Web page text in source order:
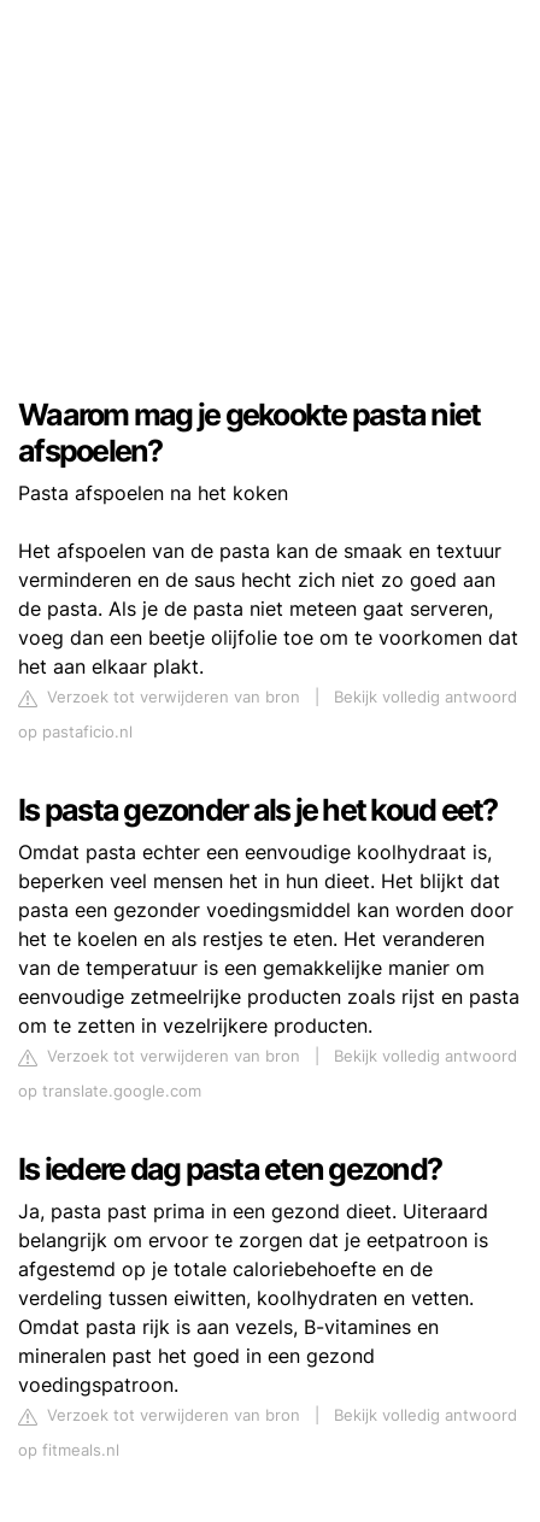
Waarom mag je gekookte pasta niet
afspoelen?
Pasta afspoelen na het koken
Het afspoelen van de pasta kan de smaak en textuur
verminderen en de saus hecht zich niet zo goed aan
de pasta. Als je de pasta niet meteen gaat serveren,
voeg dan een beetje olijfolie toe om te voorkomen dat
het aan elkaar plakt.
Verzoek tot verwijderen van bron
Bekijk volledig antwoord
op pastaficio.nl
Is pasta gezonder als je het koud eet?
Omdat pasta echter een eenvoudige koolhydraat is,
beperken veel mensen het in hun dieet. Het blijkt dat
pasta een gezonder voedingsmiddel kan worden door
het te koelen en als restjes te eten. Het veranderen
van de temperatuur is een gemakkelijke manier om
eenvoudige zetmeelrijke producten zoals rijst en pasta
om te zetten in vezelrijkere producten.
Verzoek tot verwijderen van bron
Bekijk volledig antwoord
op translate.google.com
Is iedere dag pasta eten gezond?
Ja, pasta past prima in een gezond dieet. Uiteraard
belangrijk om ervoor te zorgen dat je eetpatroon is
afgestemd op je totale caloriebehoefte en de
verdeling tussen eiwitten, koolhydraten en vetten.
Omdat pasta rijk is aan vezels, B-vitamines en
mineralen past het goed in een gezond
voedingspatroon.
Verzoek tot verwijderen van bron
Bekijk volledig antwoord
op fitmeals.nl